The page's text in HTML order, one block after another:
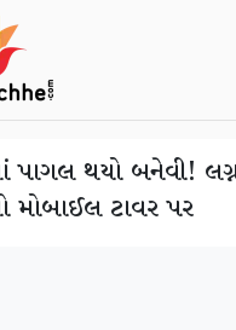
પાગલ થયો બનેવી!
મોબાઈલ ટાવર પર